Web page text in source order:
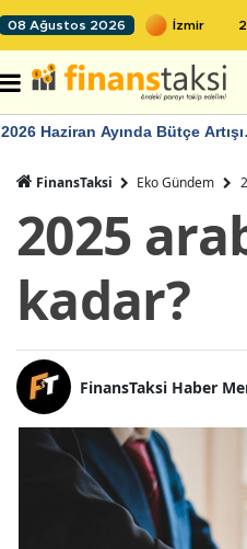
08 Ağustos 2026
2026 Haziran Ayında Bütçe Artışı
FinansTaksi Eko Gündem
2025
kadar?
FinansTaksi Haber